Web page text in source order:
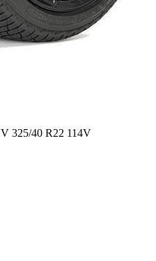
325/40 R22 114V